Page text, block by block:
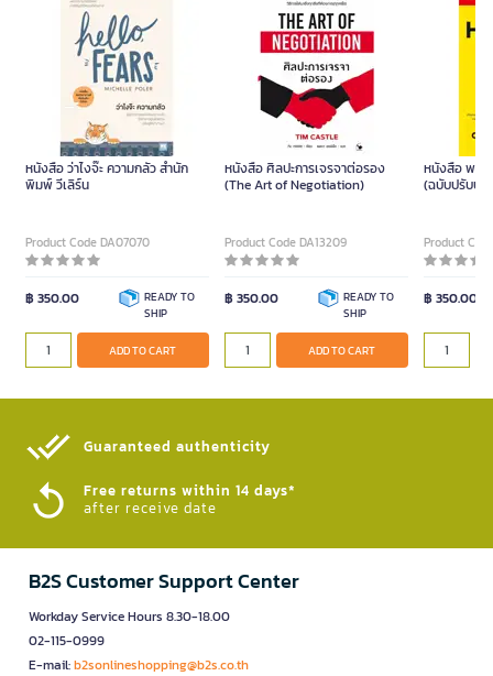
หนังสือ ว่าไงจ๊ะ ความกลัว สำนัก
พิมพ์ วีเลิร์น
Product Code DA07070
฿ 350.00
READY TO
SHIP
ADD TO CART
หนังสือ ศิลปะการเจรจาต่อรอง
(The Art of Negotiation)
Product Code DA13209
฿ 350.00
READY TO
SHIP
ADD TO CART
หนังสือ พลัง
(ฉบับปรับปรุ
Product
฿ 350.00
Guaranteed authenticity​
Free returns within 14 days*
after receive date
B2S Customer Support Center
Workday Service Hours 8.30-18.00
02-115-0999
E-mail:b2sonlineshopping@b2s.co.th